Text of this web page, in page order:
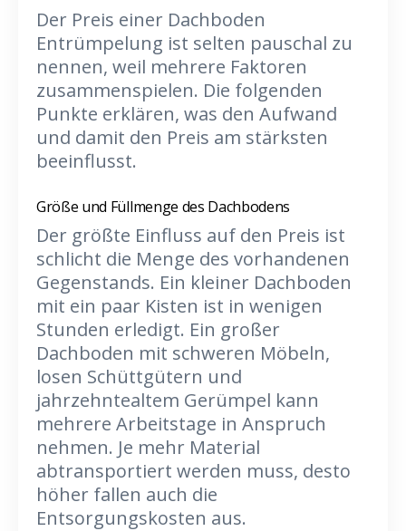
Der Preis einer Dachboden
Entrümpelung ist selten pauschal zu
nennen, weil mehrere Faktoren
zusammenspielen. Die folgenden
Punkte erklären, was den Aufwand
und damit den Preis am stärksten
beeinflusst.
Größe und Füllmenge des Dachbodens
Der größte Einfluss auf den Preis ist
schlicht die Menge des vorhandenen
Gegenstands. Ein kleiner Dachboden
mit ein paar Kisten ist in wenigen
Stunden erledigt. Ein großer
Dachboden mit schweren Möbeln,
losen Schüttgütern und
jahrzehntealtem Gerümpel kann
mehrere Arbeitstage in Anspruch
nehmen. Je mehr Material
abtransportiert werden muss, desto
höher fallen auch die
Entsorgungskosten aus.